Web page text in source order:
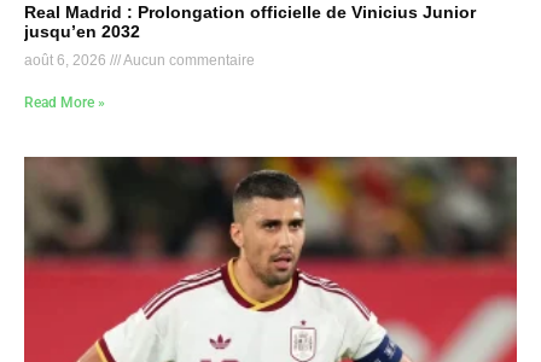
Real Madrid : Prolongation officielle de Vinicius Junior
jusqu’en 2032
août 6, 2026 Aucun commentaire
Read More »